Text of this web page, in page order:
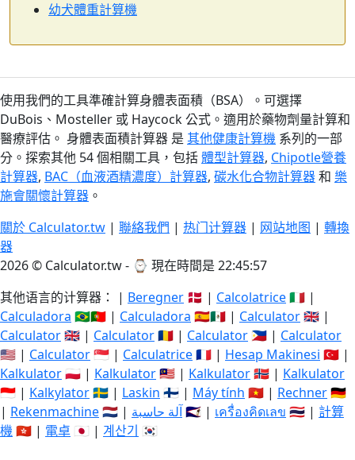
幼犬體重計算機
使用我們的工具準確計算身體表面積（BSA）。可選擇
DuBois、Mosteller 或 Haycock 公式。適用於藥物劑量計算和
醫療評估。 身體表面積計算器 是 其他健康計算機 系列的一部
分。探索其他 54 個相關工具，包括體型計算器, Chipotle營養
計算器, BAC（血液酒精濃度）計算器, 碳水化合物計算器和 樂
施會關懷計算器 。
關於 Calculator.tw | 聯絡我們 | 热门计算器 | 网站地图 | 轉換
器
2026 © Calculator.tw - ⌚ 現在時間是 22:45:57
其他语言的计算器： | Beregner 🇩🇰 | Calcolatrice🇮🇹 |
Calculadora 🇧🇷🇵🇹 | Calculadora 🇪🇸🇲🇽 | Calculator🇬🇧 |
Calculator🇬🇧 | Calculator🇷🇴 | Calculator 🇵🇭 | Calculator
🇺🇸 | Calculator🇸🇬 | Calculatrice🇫🇷 | Hesap Makinesi 🇹🇷 |
Kalkulator🇵🇱 | Kalkulator🇲🇾 | Kalkulator🇳🇴 | Kalkulator
🇮🇩 | Kalkylator🇸🇪 | Laskin 🇫🇮 | Máy tính 🇻🇳 | Rechner🇩🇪
| Rekenmachine🇳🇱 | آلة حاسبة🇸🇦 | เครื่องคิดเลข 🇹🇭 | 計算
機🇭🇰 | 電卓 🇯🇵 | 계산기 🇰🇷